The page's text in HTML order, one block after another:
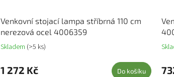
Venkovní stojací lampa stříbrná 110 cm
nerezová ocel 4006359
Skladem (>5 ks)
1 272 Kč Do košíku